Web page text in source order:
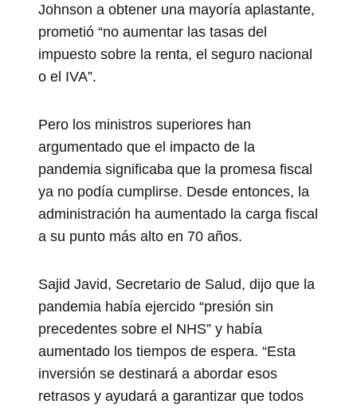
Johnson a obtener una mayoría aplastante,
prometió “no aumentar las tasas del
impuesto sobre la renta, el seguro nacional
o el IVA”.
Pero los ministros superiores han
argumentado que el impacto de la
pandemia significaba que la promesa fiscal
ya no podía cumplirse. Desde entonces, la
administración ha aumentado la carga fiscal
a su punto más alto en 70 años.
Sajid Javid, Secretario de Salud, dijo que la
pandemia había ejercido “presión sin
precedentes sobre el NHS” y había
aumentado los tiempos de espera. “Esta
inversión se destinará a abordar esos
retrasos y ayudará a garantizar que todos